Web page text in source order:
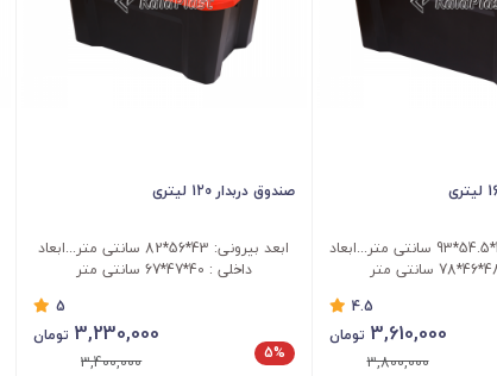
ابعد بیرونی:48*54.5*93 سانتی متر...ابعاد
4.5
3,610,000 تومان
3,800,000
صندوق دربدار 120 لیتری
ابعد بیرونی: 43*56*82 سانتی متر...ابعاد
داخلی : 40*47*67 سانتی متر
5
5%
3,230,000 تومان
3,400,000